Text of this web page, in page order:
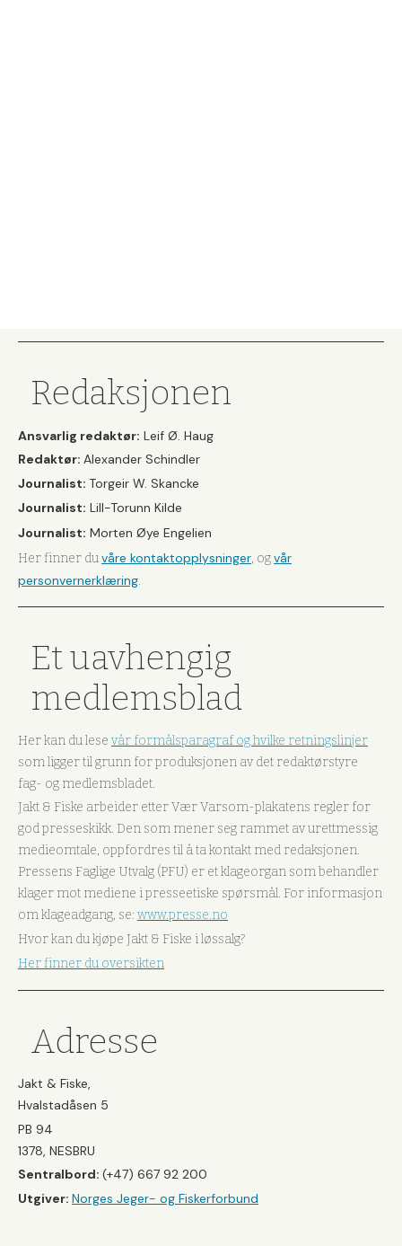
Redaksjonen
Ansvarlig redaktør: Leif Ø. Haug
Redaktør: Alexander Schindler
Journalist: Torgeir W. Skancke
Journalist: Lill-Torunn Kilde
Journalist: Morten Øye Engelien
Her finner duvåre kontaktopplysninger, ogvår
personvernerklæring.
Et uavhengig
medlemsblad
Her kan du lese vår formålsparagraf og hvilke retningslinjer
som ligger til grunn for produksjonen av det redaktørstyre
fag- og medlemsbladet.
Jakt & Fiske arbeider etter Vær Varsom-plakatens regler for
god presseskikk. Den som mener seg rammet av urettmessig
medieomtale, oppfordres til å ta kontakt med redaksjonen.
Pressens Faglige Utvalg (PFU) er et klageorgan som behandler
klager mot mediene i presseetiske spørsmål. For informasjon
om klageadgang, se: www.presse.no
Hvor kan du kjøpe Jakt & Fiske i løssalg?
Her finner du oversikten
Adresse
Jakt & Fiske,
Hvalstadåsen 5
PB 94
1378, NESBRU
Sentralbord: (+47) 667 92 200
Utgiver: Norges Jeger- og Fiskerforbund